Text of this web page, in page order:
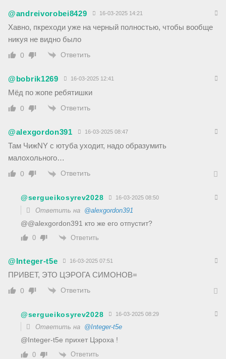
@andreivorobei8429 16-03-2025 14:21
Хавно, пкреходи уже на черный полностью, чтобы вообще
никуя не видно было
0 Ответить
@bobrik1269 16-03-2025 12:41
Мёд по жопе ребятишки
0 Ответить
@alexgordon391 16-03-2025 08:47
Там ЧижNY с ютуба уходит, надо образумить
малохольного…
0 Ответить
@sergueikosyrev2028 16-03-2025 08:50
Ответить на @alexgordon391
@@alexgordon391 кто же его отпустит?
0 Ответить
@Integer-t5e 16-03-2025 07:51
ПРИВЕТ, ЭТО ЦЭРОГА СИМОНОВ=
0 Ответить
@sergueikosyrev2028 16-03-2025 08:29
Ответить на @Integer-t5e
@Integer-t5e прихет Цэроха !
0 Ответить